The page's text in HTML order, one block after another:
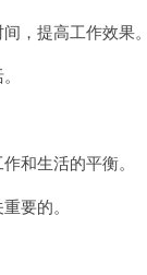
，提高工作效果。
和生活的平衡。
要的。